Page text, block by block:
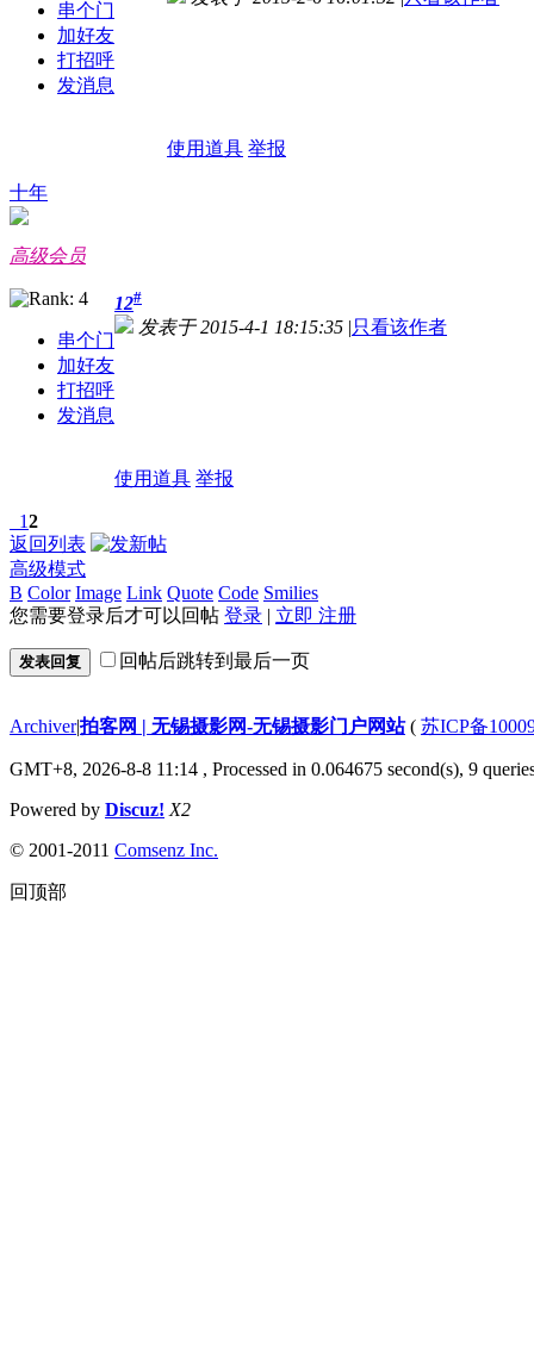
串个门
加好友
打招呼
发消息
使用道具 举报
十年
高级会员
串个门
加好友
打招呼
发消息
12#
发表于 2015-4-1 18:15:35 |只看该作者
使用道具 举报
12
返回列表
高级模式
B Color Image Link Quote Code Smilies
您需要登录后才可以回帖 登录 | 立即 注册
发表回复 回帖后跳转到最后一页
Archiver|拍客网 | 无锡摄影网-无锡摄影门户网站( 苏ICP备
GMT+8, 2026-8-8 11:14 , Processed in 0.064675 second(s), 9
Powered by Discuz! X2
© 2001-2011 Comsenz Inc.
回顶部